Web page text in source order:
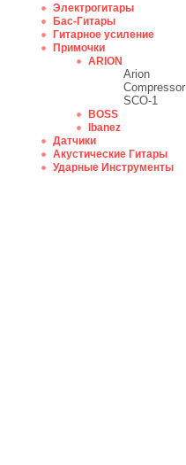
Электрогитары
Бас-Гитары
Гитарное усиление
Примочки
ARION
Arion
Compressor
SCO-1
BOSS
Ibanez
Датчики
Акустические Гитары
Ударные Инструменты